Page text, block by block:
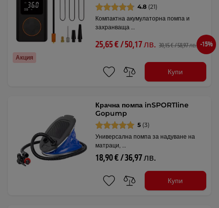
Акция
4.8 (21)
Компактна акумулаторна помпа и
захранваща …
25,65 € / 50,17 лв. 30,15 € / 58,97 лв. -15%
Купи
Крачна помпа inSPORTline
Gopump
5 (3)
Универсална помпа за надуване на
матраци, …
18,90 € / 36,97 лв.
Купи